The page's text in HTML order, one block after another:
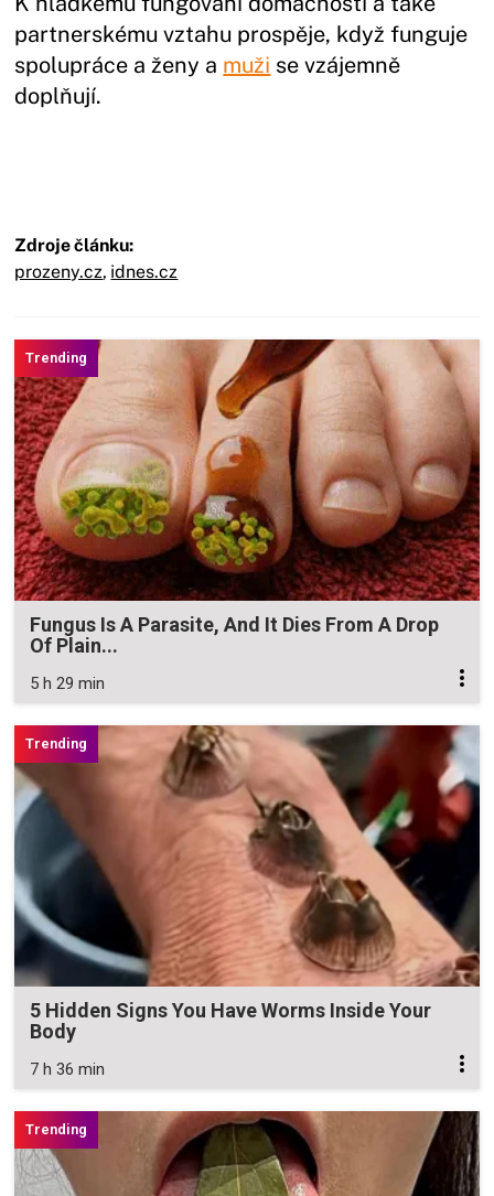
partnerskému vztahu prospěje, když funguje
spolupráce a ženy a muži se vzájemně
doplňují.
Zdroje článku:
prozeny.cz, idnes.cz
Fungus Is A Parasite, And It Dies From A Drop
Of Plain...
5 h 29 min
5 Hidden Signs You Have Worms Inside Your
Body
7 h 36 min